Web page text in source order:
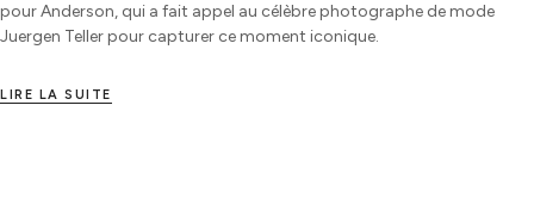
pour Anderson, qui a fait appel au célèbre photographe de mode
Juergen Teller pour capturer ce moment iconique.
LIRE LA SUITE